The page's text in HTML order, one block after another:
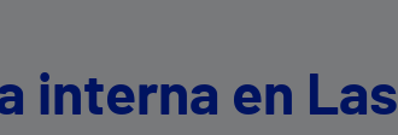
interna en Las